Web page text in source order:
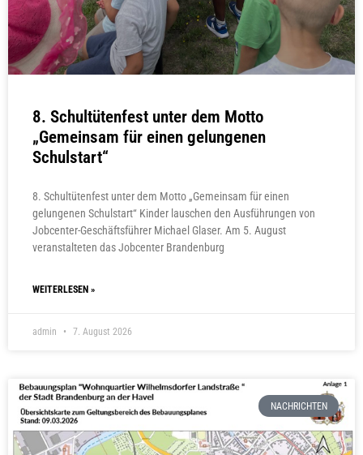
8. Schultütenfest unter dem Motto
„Gemeinsam für einen gelungenen
Schulstart“
8. Schultütenfest unter dem Motto „Gemeinsam für einen
gelungenen Schulstart“ Kinder lauschen den Ausführungen von
Jobcenter-Geschäftsführer Michael Glaser. Am 5. August
veranstalteten das Jobcenter Brandenburg
WEITERLESEN »
admin 7. August 2026
NACHRICHTEN